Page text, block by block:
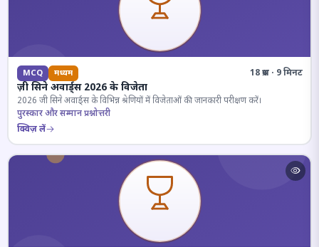
MCQ मध्यम 18 प्रश्न · 9 मिनट
ज़ी सिने अवार्ड्स 2026 के विजेता
2026 जी सिने अवार्ड्स के विभिन्न श्रेणियों में विजेताओं की जानकारी परीक्षण करें।
पुरस्कार और सम्मान प्रश्नोत्तरी
क्विज़ लें